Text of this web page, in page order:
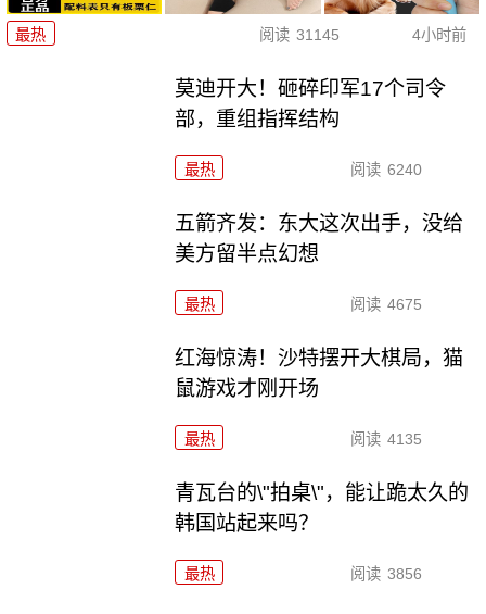
最热 阅读 31145 4小时前
莫迪开大！砸碎印军17个司令
部，重组指挥结构
最热 阅读 6240
五箭齐发：东大这次出手，没给
美方留半点幻想
最热 阅读 4675
红海惊涛！沙特摆开大棋局，猫
鼠游戏才刚开场
最热 阅读 4135
青瓦台的\"拍桌\"，能让跪太久的
韩国站起来吗？
最热 阅读 3856